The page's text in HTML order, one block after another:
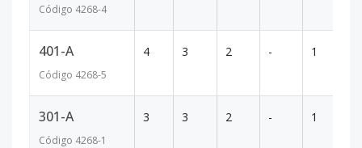
Código 4268-4
401-A
Código 4268-5
4 3 2 - 1
301-A
Código 4268-1
3 3 2 - 1